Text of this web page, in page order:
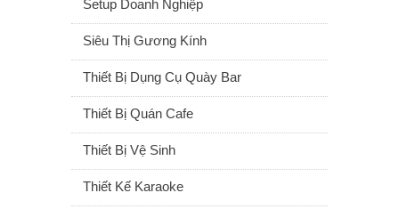
Setup Doanh Nghiệp
Siêu Thị Gương Kính
Thiết Bị Dụng Cụ Quày Bar
Thiết Bị Quán Cafe
Thiết Bị Vệ Sinh
Thiết Kế Karaoke